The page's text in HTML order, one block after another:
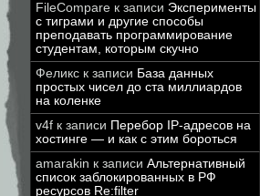
FileCompare к записи Эксперименты
с тиграми и другие способы
преподавать программирование
студентам, которым скучно
Феликс к записи База данных
простых чисел до ста миллиардов
на коленке
v4f к записи Перебор IP-адресов на
хостинге — и как с этим бороться
amarakin к записи Альтернативный
список заблокированных в РФ
ресурсов Re:filter